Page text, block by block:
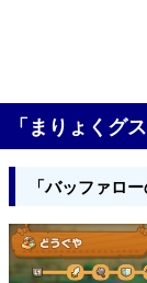
「まりょくグ
「バッファロ